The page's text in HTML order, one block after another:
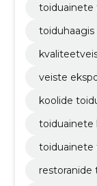
toiduainete
toiduhaagis
veiste
koolide
toiduainete
toiduainete
restoranide